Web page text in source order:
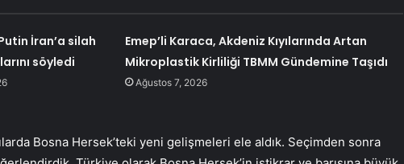
İran’a silah
söyledi
Emep’li Karaca, Akdeniz Kıyılarında Artan
Mikroplastik Kirliliği TBMM Gündemine Taşıdı
Ağustos 7, 2026
Bosna Hersek’teki yeni gelişmeleri ele aldık. Seçimden sonra